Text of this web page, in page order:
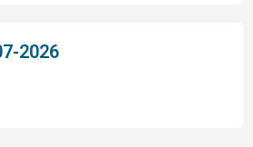
2026